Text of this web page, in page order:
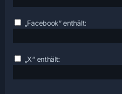
„Facebook“ enthält:
„X“ enthält: